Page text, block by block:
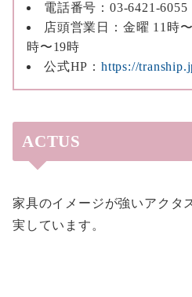
電話番号：03-6421-6055
店頭営業日：金曜 11時
時〜19時
公式HP： https://
ACTUS
家具のイメージが強いアクタ
実しています。